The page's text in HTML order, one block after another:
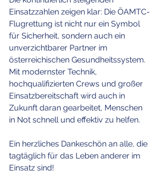
Einsatzzahlen zeigen klar: Die ÖAMTC-
Flugrettung ist nicht nur ein Symbol
für Sicherheit, sondern auch ein
unverzichtbarer Partner im
österreichischen Gesundheitssystem.
Mit modernster Technik,
hochqualifizierten Crews und großer
Einsatzbereitschaft wird auch in
Zukunft daran gearbeitet, Menschen
in Not schnell und effektiv zu helfen.
Ein herzliches Dankeschön an alle, die
tagtäglich für das Leben anderer im
Einsatz sind!